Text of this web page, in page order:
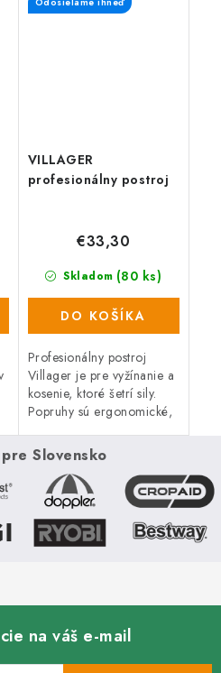
s rozdielnymi...
VILLAGER
profesionálny postroj
Skladom (80 ks)
€33,30
DO KOŠÍKA
Profesionálny postroj
Villager je pre vyžínanie a
kosenie, ktoré šetrí sily.
Popruhy sú ergonomické,
rozšíriteľné o náprsný
popruh a batoh na
náradie.
Slovensko
na váš e-mail